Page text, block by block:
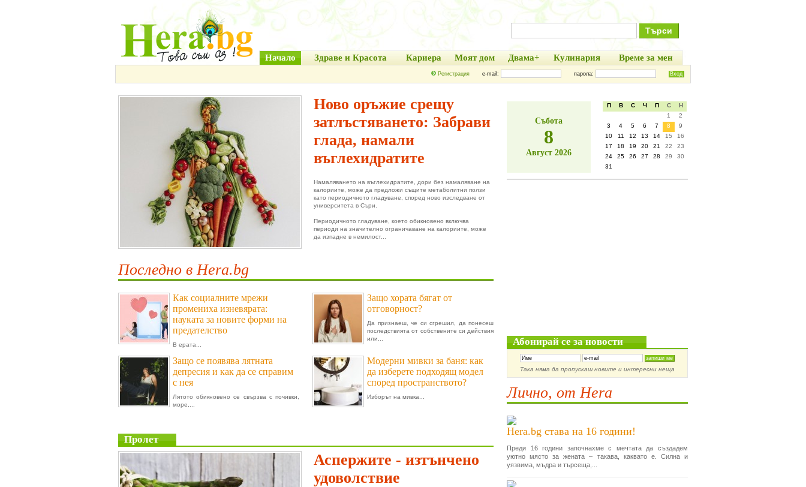
Начало Здраве и Красота Кариера Моят дом Двама+ Кулинария Време за мен
Регистрация e-mail: парола:
Ново оръжие срещу
затлъстяването: Забрави
глада, намали
въглехидратите
Намаляването на въглехидратите, дори без намаляване на
калориите, може да предложи същите метаболитни ползи
като периодичното гладуване, според ново изследване от
университета в Съри.
Периодичното гладуване, което обикновено включва
периоди на значително ограничаване на калориите, може
да изпадне в немилост...
Последно в Hera.bg
Как социалните мрежи
промениха изневярата:
науката за новите форми на
предателство
В ерата...
Защо хората бягат от
отговорност?
Да признаеш, че си сгрешил, да понесеш
последствията от собствените си действия
или...
Защо се появява лятната
депресия и как да се справим
с нея
Лятото обикновено се свързва с почивки,
море,...
Модерни мивки за баня: как
да изберете подходящ модел
според пространството?
Изборът на мивка...
Пролет
Аспержите - изтънчено
удоволствие
Събота
8
Август 2026
П В С Ч П С
Н
1
2
3
4 5 6 7 8
9
10
11 12 13 14 15
16
17
18 19 20 21 22
23
24
25 26 27 28 29
30
31
Абонирай се за новости
Така няма да пропускаш новите и интересни неща
Лично, от Hera
Hera.bg става на 16 години!
Преди 16 години започнахме с мечтата да създадем
уютно място за жената – такава, каквато е. Силна и
уязвима, мъдра и търсеща,...